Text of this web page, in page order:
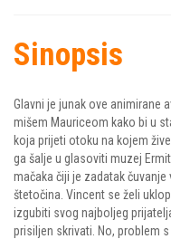
Sinopsis
Glavni je junak ove animirane
mišem Mauriceom kako bi u
koja prijeti otoku na kojem
ga šalje u glasoviti muzej
mačaka čiji je zadatak
štetočina. Vincent se želi
izgubiti svog najboljeg
prisiljen skrivati. No, problem